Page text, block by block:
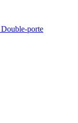
porte